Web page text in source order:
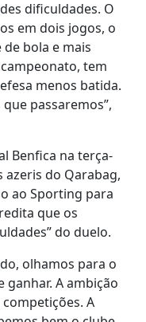
dificuldades. O
em dois jogos, o
bola e mais
tem
menos batida.
passaremos”,
Benfica na terça-
azeris do Qarabag,
ao Sporting para
que os
do duelo.
olhamos para o
A ambição
A